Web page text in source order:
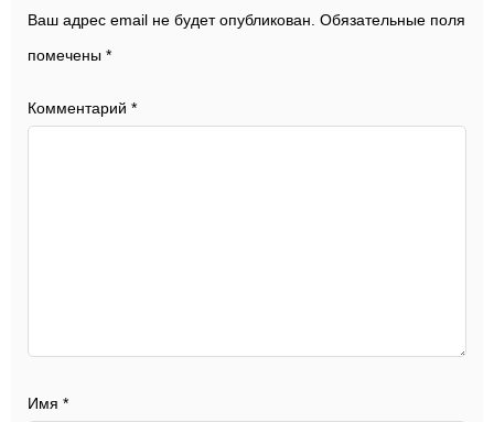
Ваш адрес email не будет опубликован. Обязательные поля
помечены *
Комментарий *
Имя *